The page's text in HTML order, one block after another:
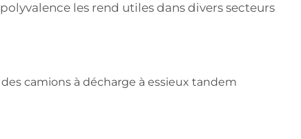
polyvalence les rend utiles dans divers secteurs